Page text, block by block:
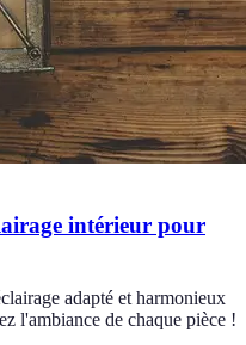
intérieur pour
adapté et harmonieux
l'ambiance de chaque pièce !